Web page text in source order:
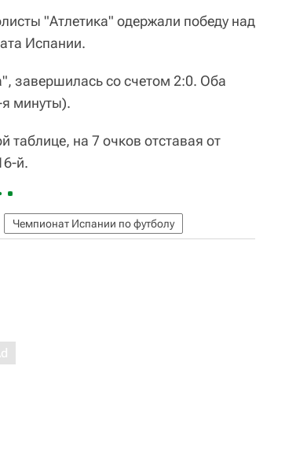
"Атлетика" одержали победу над
Испании.
завершилась со счетом 2:0. Оба
минуты).
таблице, на 7 очков отставая от
й.
Чемпионат Испании по футболу